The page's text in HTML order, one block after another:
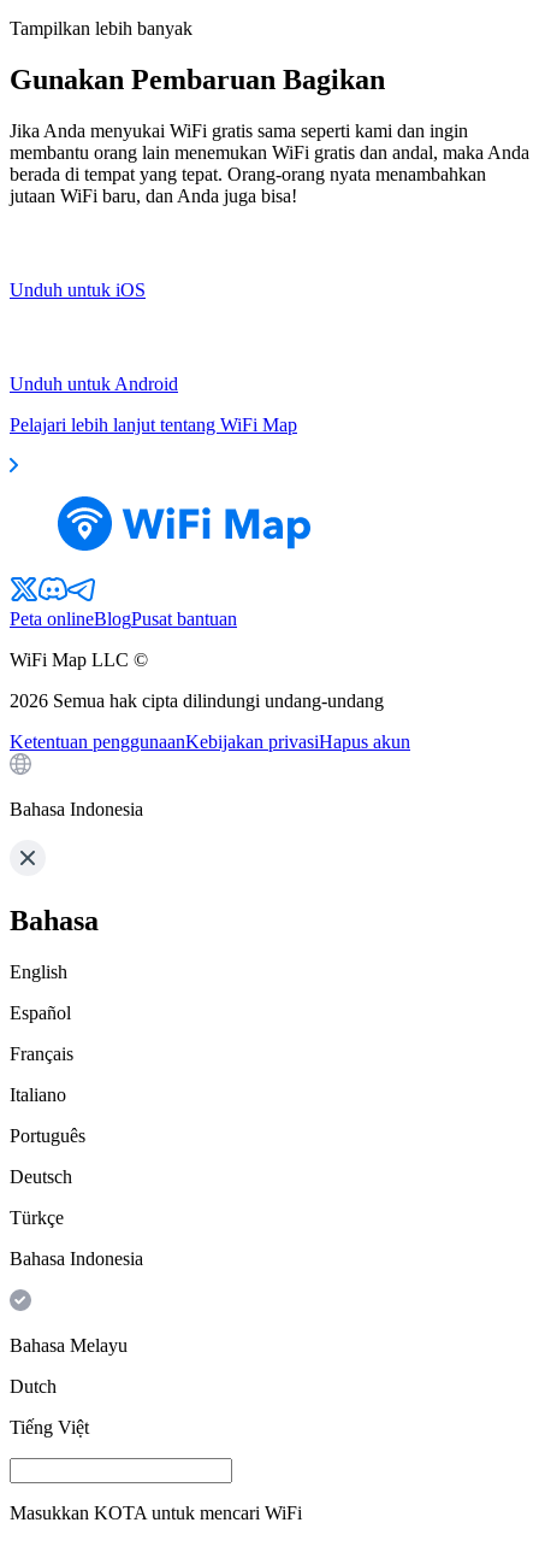
Tampilkan lebih banyak
Gunakan Pembaruan Bagikan
Jika Anda menyukai WiFi gratis sama seperti kami dan ingin
membantu orang lain menemukan WiFi gratis dan andal, maka Anda
berada di tempat yang tepat. Orang-orang nyata menambahkan
jutaan WiFi baru, dan Anda juga bisa!
Unduh untuk iOS
Unduh untuk Android
Pelajari lebih lanjut tentang WiFi Map
Peta onlineBlogPusat bantuan
WiFi Map LLC ©
2026 Semua hak cipta dilindungi undang-undang
Ketentuan penggunaanKebijakan privasiHapus akun
Bahasa Indonesia
Bahasa
English
Español
Français
Italiano
Português
Deutsch
Türkçe
Bahasa Indonesia
Bahasa Melayu
Dutch
Tiếng Việt
Masukkan KOTA untuk mencari WiFi